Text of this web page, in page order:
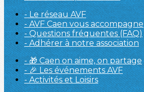
- Le réseau AVF
- AVF Caen vous accompagne
- Questions fréquentes (FAQ)
- Adhérer à notre association
- 🎁 Caen on aime, on partage
- 🎉 Les événements AVF
- Activités et Loisirs